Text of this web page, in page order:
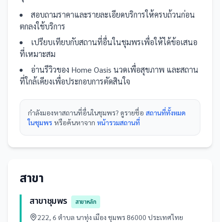
สอบถามราคาและรายละเอียดบริการให้ครบถ้วนก่อน
ตกลงใช้บริการ
เปรียบเทียบกับสถานที่อื่นในชุมพรเพื่อให้ได้ข้อเสนอ
ที่เหมาะสม
อ่านรีวิวของ Home Oasis นวดเพื่อสุขภาพ และสถาน
ที่ใกล้เคียงเพื่อประกอบการตัดสินใจ
กำลังมองหาสถานที่อื่นในชุมพร? ดูรายชื่อ สถานที่ทั้งหมด
ในชุมพร หรือค้นหาจาก หน้ารวมสถานที่
สาขา
สาขาชุมพร
สาขาหลัก
222, 6 ตำบล นาทุ่ง เมือง ชุมพร 86000 ประเทศไทย